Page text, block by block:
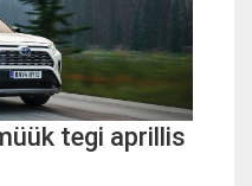
tegi aprillis